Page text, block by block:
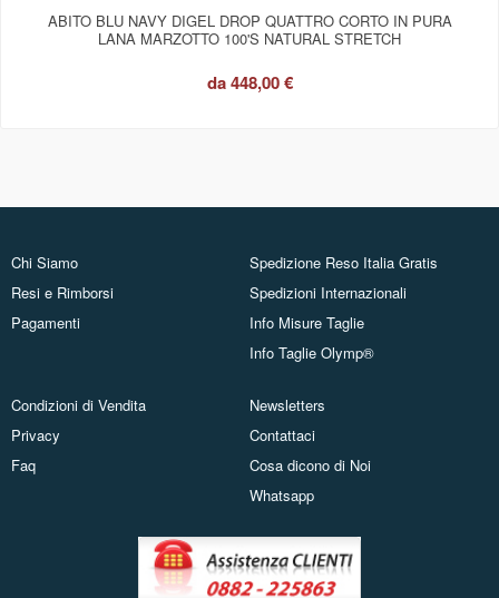
ABITO BLU NAVY DIGEL DROP QUATTRO CORTO IN PURA
LANA MARZOTTO 100'S NATURAL STRETCH
da448,00 €
Chi Siamo
Resi e Rimborsi
Pagamenti
Spedizione Reso Italia Gratis
Spedizioni Internazionali
Info Misure Taglie
Info Taglie Olymp®
Condizioni di Vendita
Privacy
Faq
Newsletters
Contattaci
Cosa dicono di Noi
Whatsapp